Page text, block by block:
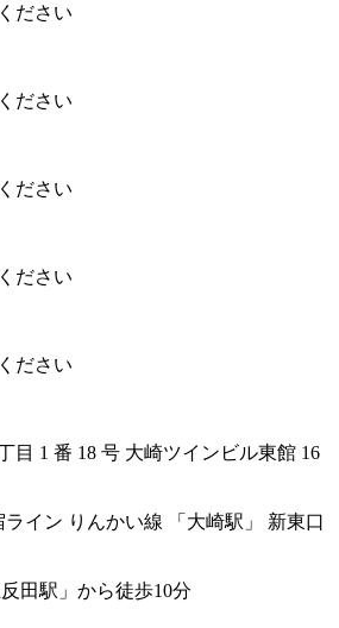
ださい
ださい
ださい
ださい
ださい
目 1 番 18 号 大崎ツインビル東館 16
イン りんかい線 「大崎駅」 新東口
田駅」から徒歩10分